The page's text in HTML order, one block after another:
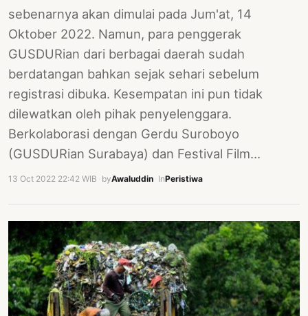
sebenarnya akan dimulai pada Jum'at, 14
Oktober 2022. Namun, para penggerak
GUSDURian dari berbagai daerah sudah
berdatangan bahkan sejak sehari sebelum
registrasi dibuka. Kesempatan ini pun tidak
dilewatkan oleh pihak penyelenggara.
Berkolaborasi dengan Gerdu Suroboyo
(GUSDURian Surabaya) dan Festival Film…
13 Oct 2022 22:42 WIB byAwaluddin InPeristiwa